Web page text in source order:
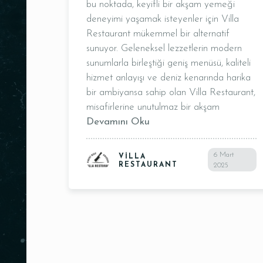
bu noktada, keyifli bir akşam yemeği
deneyimi yaşamak isteyenler için Villa
Restaurant mükemmel bir alternatif
sunuyor. Geleneksel lezzetlerin modern
sunumlarla birleştiği geniş menüsü, kaliteli
hizmet anlayışı ve deniz kenarında harika
bir ambiyansa sahip olan Villa Restaurant,
misafirlerine unutulmaz bir akşam
Devamını Oku
VILLA
RESTAURANT
6 Mart
2025